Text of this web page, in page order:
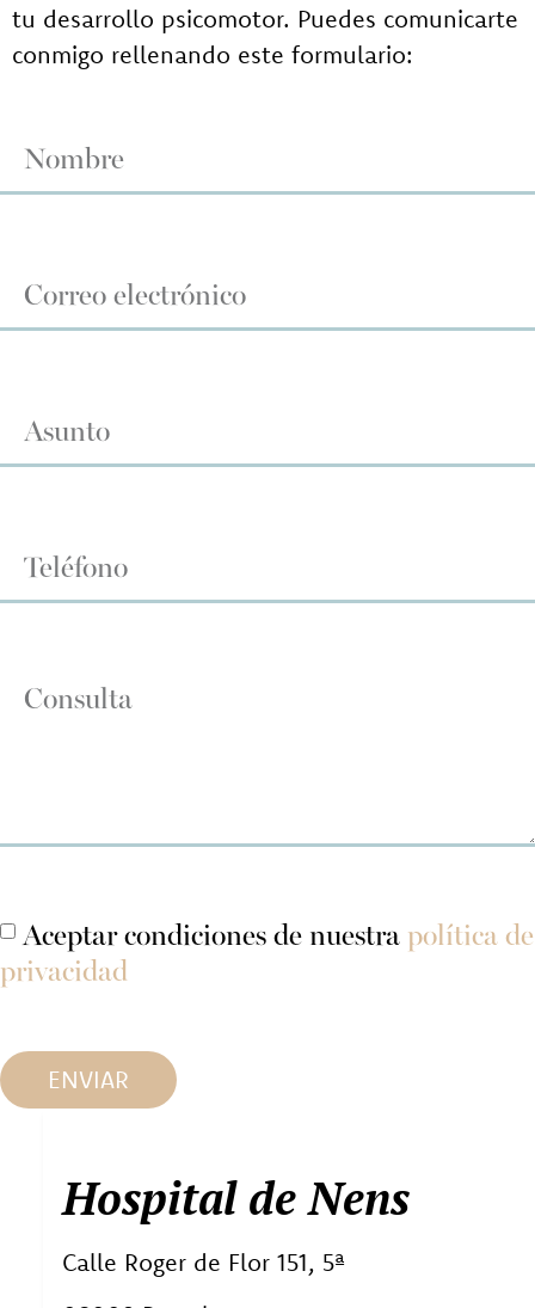
tu desarrollo psicomotor. Puedes comunicarte
conmigo rellenando este formulario:
Aceptar condiciones de nuestra política de
privacidad
ENVIAR
Hospital de Nens
Calle Roger de Flor 151, 5ª